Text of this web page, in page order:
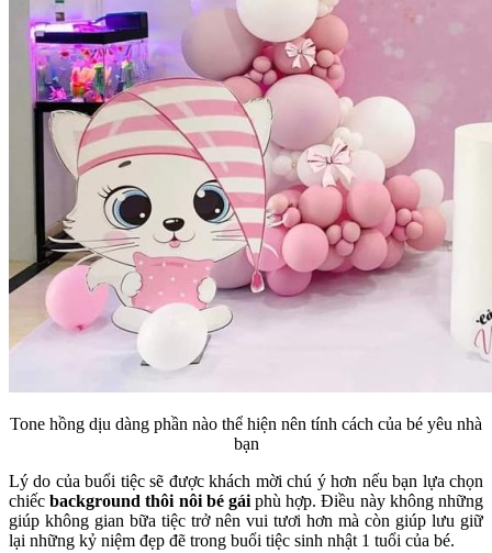
Tone hồng dịu dàng phần nào thể hiện nên tính cách của bé yêu nhà
bạn
Lý do của buổi tiệc sẽ được khách mời chú ý hơn nếu bạn lựa chọn
chiếc background thôi nôi bé gáiphù hợp. Điều này không những
giúp không gian bữa tiệc trở nên vui tươi hơn mà còn giúp lưu giữ
lại những kỷ niệm đẹp đẽ trong buổi tiệc sinh nhật 1 tuổi của bé.